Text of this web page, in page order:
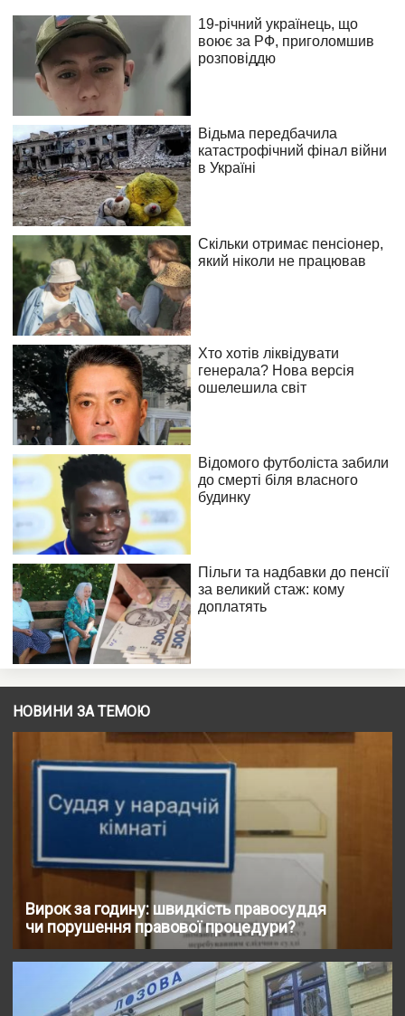
НОВИНИ ЗА ТЕМОЮ
Вирок за годину: швидкість правосуддя
чи порушення правової процедури?